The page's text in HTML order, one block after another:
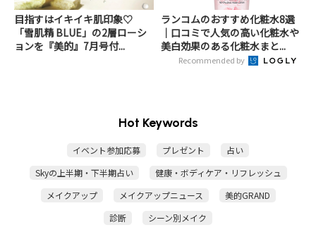
目指すはイキイキ肌印象♡
「雪肌精 BLUE」の2層ローシ
ョンを『美的』7月号付...
ランコムのおすすめ化粧水8選
｜口コミで人気の高い化粧水や
美白効果のある化粧水まと...
Recommended by
Hot Keywords
イベント参加応募 プレゼント
占い
Skyの上半期・下半期占い
健康・ボディケア・リフレッシュ
メイクアップ
メイクアップニュース
美的GRAND
診断
シーン別メイク